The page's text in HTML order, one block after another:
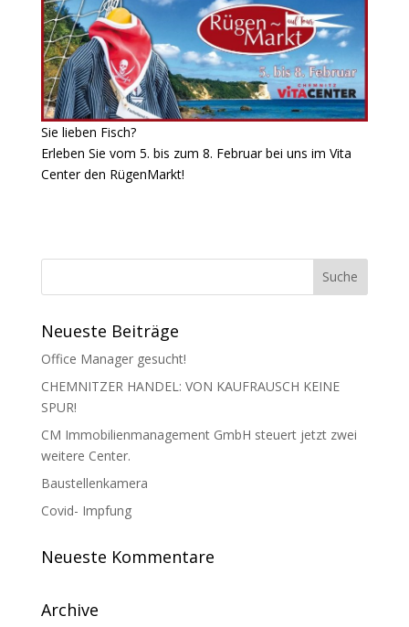
Sie lieben Fisch?
Erleben Sie vom 5. bis zum 8. Februar bei uns im Vita
Center den RügenMarkt!
Neueste Beiträge
Office Manager gesucht!
CHEMNITZER HANDEL: VON KAUFRAUSCH KEINE
SPUR!
CM Immobilienmanagement GmbH steuert jetzt zwei
weitere Center.
Baustellenkamera
Covid- Impfung
Neueste Kommentare
Archive